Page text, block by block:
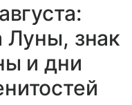
Луны, знак
и дни